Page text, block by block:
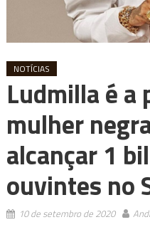
NOTÍCIAS
Ludmilla é a
mulher
alcançar 1
ouvintes no
10 de setembro de 2020